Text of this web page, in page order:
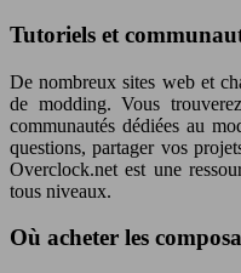
Tutoriels et
De nombreux sites web et
de modding. Vous
communautés dédiées au
questions, partager vos
Overclock.net est une
tous niveaux.
Où acheter les